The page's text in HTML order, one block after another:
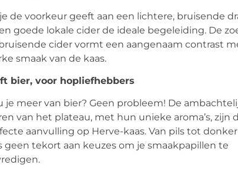
de voorkeur geeft aan een lichtere, bruisende
goede lokale cider de ideale begeleiding. De
cider vormt een aangenaam contrast
smaak van de kaas.
bier, voor hopliefhebbers
je meer van bier? Geen probleem! De
van het plateau, met hun unieke aroma’s, zijn
aanvulling op Herve-kaas. Van pils tot
geen tekort aan keuzes om je smaakpapillen te